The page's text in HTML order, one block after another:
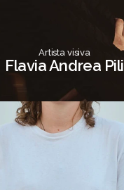
Artista visiva
Flavia Andrea Pili